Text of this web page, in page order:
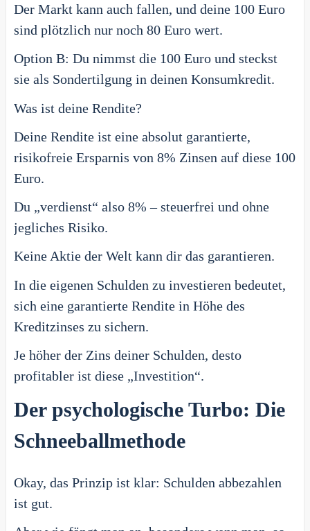
Der Markt kann auch fallen, und deine 100 Euro
sind plötzlich nur noch 80 Euro wert.
Option B: Du nimmst die 100 Euro und steckst
sie als Sondertilgung in deinen Konsumkredit.
Was ist deine Rendite?
Deine Rendite ist eine absolut garantierte,
risikofreie Ersparnis von 8% Zinsen auf diese 100
Euro.
Du „verdienst“ also 8% – steuerfrei und ohne
jegliches Risiko.
Keine Aktie der Welt kann dir das garantieren.
In die eigenen Schulden zu investieren bedeutet,
sich eine garantierte Rendite in Höhe des
Kreditzinses zu sichern.
Je höher der Zins deiner Schulden, desto
profitabler ist diese „Investition“.
Der psychologische Turbo: Die
Schneeballmethode
Okay, das Prinzip ist klar: Schulden abbezahlen
ist gut.